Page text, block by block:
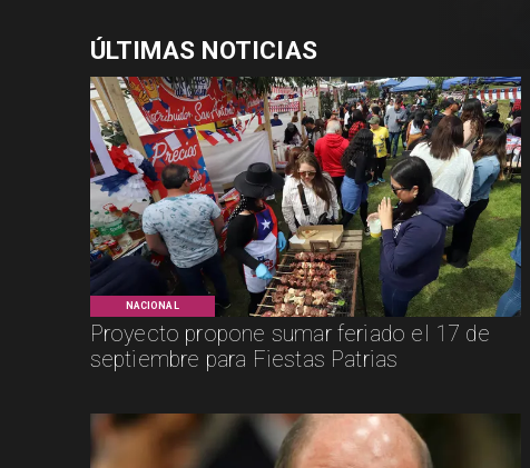
NACIONAL
Proyecto propone sumar feriado el 17 de
septiembre para Fiestas Patrias
ÚLTIMAS NOTICIAS